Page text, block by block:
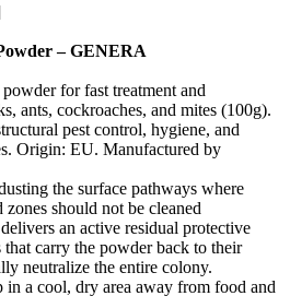
– GENERA
for fast treatment and
ants, cockroaches, and mites (100g).
pest control, hygiene, and
Origin: EU. Manufactured by
the surface pathways where
should not be cleaned
an active residual protective
carry the powder back to their
neutralize the entire colony.
in a cool, dry area away from food and